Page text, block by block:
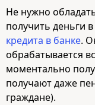
Не нужно
получить деньги
кредита в банке.
обрабатывается
моментально
получают даже
граждане).